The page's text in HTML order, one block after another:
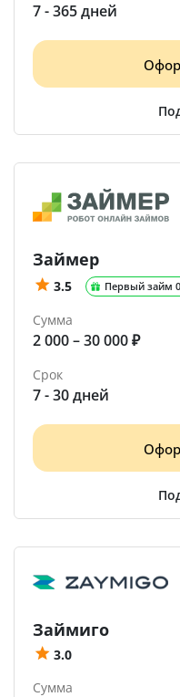
7 - 365 дней
Займер
3.5 Первый займ
Сумма
2 000 – 30 000 ₽
Срок
7 - 30 дней
Займиго
3.0
Сумма